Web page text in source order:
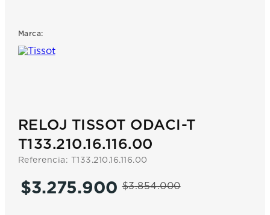
Marca:
RELOJ TISSOT ODACI-T
T133.210.16.116.00
Referencia: T133.210.16.116.00
$3.854.000
$3.275.900